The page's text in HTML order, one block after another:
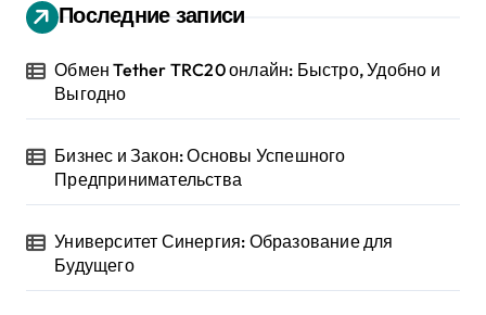
Последние записи
Обмен Tether TRC20 онлайн: Быстро, Удобно и
Выгодно
Бизнес и Закон: Основы Успешного
Предпринимательства
Университет Синергия: Образование для
Будущего